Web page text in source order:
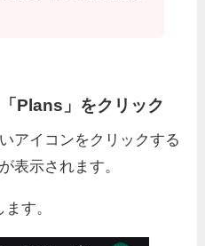
Plans」をクリック
アイコンをクリックする
表示されます。
す。